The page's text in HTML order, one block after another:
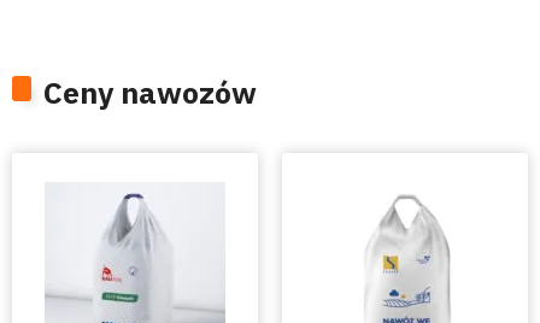
Ceny nawozów